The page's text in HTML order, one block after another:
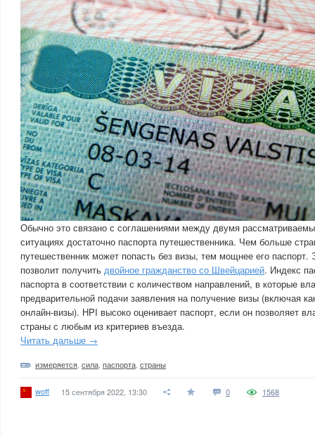
Обычно это связано с соглашениями между двумя
ситуациях достаточно паспорта путешественника. Чем больше
путешественник может попасть без визы, тем мощнее его паспорт.
позволит получить двойное гражданство со Швейцарией. Индекс
паспорта в соответствии с количеством направлений, в которые
предварительной подачи заявления на получение визы (включая
онлайн-визы). HPI высоко оценивает паспорт, если он позволяет
страны с любым из критериев въезда.
Читать дальше →
измеряется сила паспорта страны
woff 15 сентября 2022, 13:30 0 1568